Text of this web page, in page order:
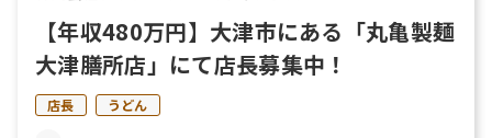
【年収480万円】大津市にある「丸亀製麺
大津膳所店」にて店長募集中！
店長 うどん